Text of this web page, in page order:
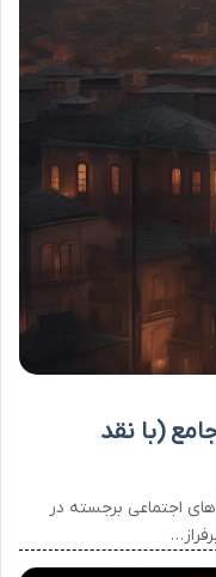
(با نقد
اجتماعی برجسته در